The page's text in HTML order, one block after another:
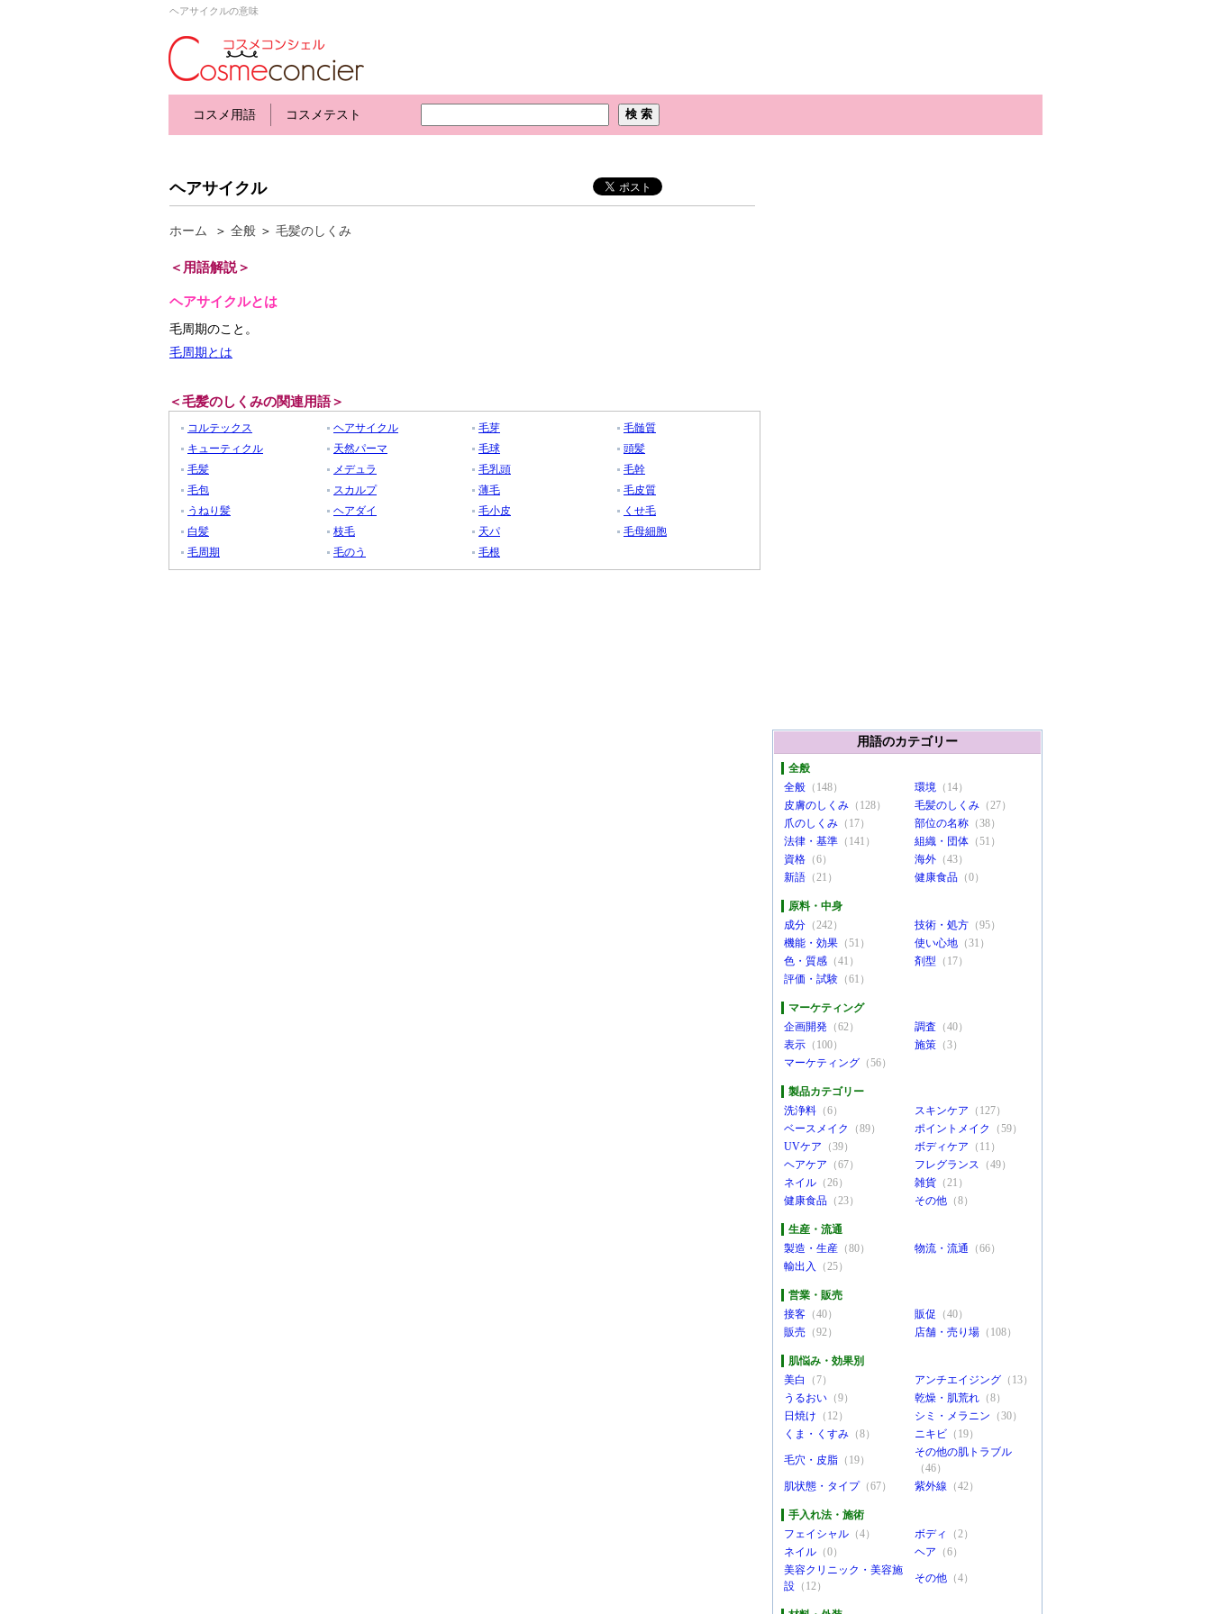
ヘアサイクルの意味
コスメ用語 コスメテスト
ヘアサイクル
ホーム ＞ 全般 ＞ 毛髪のしくみ
＜用語解説＞
ヘアサイクルとは
毛周期のこと。
毛周期とは
＜毛髪のしくみの関連用語＞
コルテックス ヘアサイクル 毛芽
毛髄質
キューティクル
天然パーマ 毛球
頭髪
毛髪
メデュラ 毛乳頭
毛幹
毛包
スカルプ 薄毛
毛皮質
うねり髪
ヘアダイ 毛小皮
くせ毛
白髪
枝毛 天パ
毛母細胞
毛周期
毛のう 毛根
用語のカテゴリー
全般
全般 （148） 環境 （14）
皮膚のしくみ （128） 毛髪のしくみ （27）
爪のしくみ （17） 部位の名称 （38）
法律・基準 （141） 組織・団体 （51）
資格 （6） 海外 （43）
新語 （21） 健康食品 （0）
原料・中身
成分 （242） 技術・処方 （95）
機能・効果 （51） 使い心地 （31）
色・質感 （41） 剤型 （17）
評価・試験 （61）
マーケティング
企画開発 （62） 調査 （40）
表示 （100） 施策 （3）
マーケティング （56）
製品カテゴリー
洗浄料 （6） スキンケア （127）
ベースメイク
（89） ポイントメイク
（59）
UVケア （39） ボディケア （11）
ヘアケア （67） フレグランス （49）
ネイル （26） 雑貨 （21）
健康食品 （23） その他 （8）
生産・流通
製造・生産 （80） 物流・流通 （66）
輸出入
（25）
営業・販売
接客 （40） 販促 （40）
販売 （92） 店舗・売り場 （108）
肌悩み・効果別
美白
（7） アンチエイジング （13）
うるおい （9） 乾燥・肌荒れ （8）
日焼け （12） シミ・メラニン （30）
くま・くすみ （8） ニキビ （19）
毛穴・皮脂 （19）
その他の肌トラブル
（46）
肌状態・タイプ（67） 紫外線 （42）
手入れ法・施術
フェイシャル （4） ボディ
（2）
ネイル （0） ヘア （6）
美容クリニック・美容施
設 （12）
その他 （4）